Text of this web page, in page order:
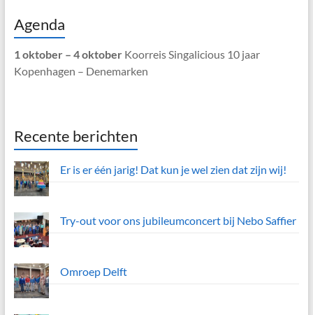
Agenda
1 oktober – 4 oktoberKoorreis Singalicious 10 jaar
Kopenhagen – Denemarken
Recente berichten
Er is er één jarig! Dat kun je wel zien dat zijn wij!
Try-out voor ons jubileumconcert bij Nebo Saffier
Omroep Delft